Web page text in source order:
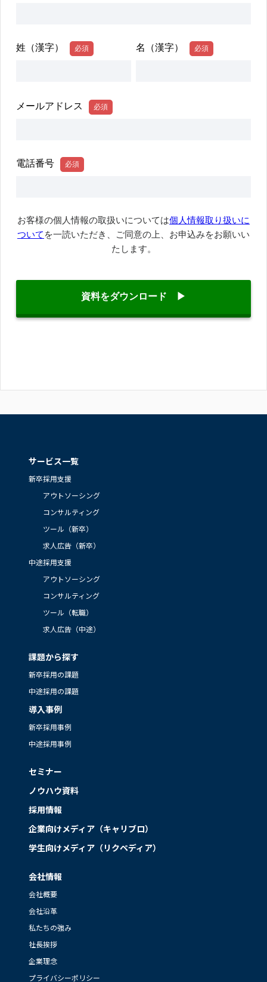
サービス一覧
新卒採用支援
アウトソーシング
コンサルティング
ツール（新卒）
求人広告（新卒）
中途採用支援
アウトソーシング
コンサルティング
ツール（転職）
求人広告（中途）
課題から探す
新卒採用の課題
中途採用の課題
導入事例
新卒採用事例
中途採用事例
セミナー
ノウハウ資料
採用情報
企業向けメディア（キャリブロ）
学生向けメディア（リクペディア）
会社情報
会社概要
会社沿革
私たちの強み
社長挨拶
企業理念
プライバシーポリシー